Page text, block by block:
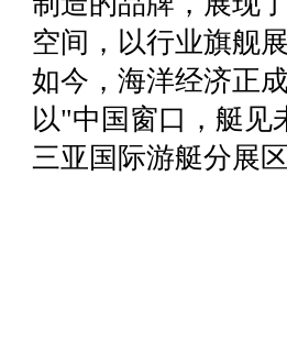
空间，以行业旗舰
如今，海洋经济正
以"中国窗口，艇见
三亚国际游艇分展